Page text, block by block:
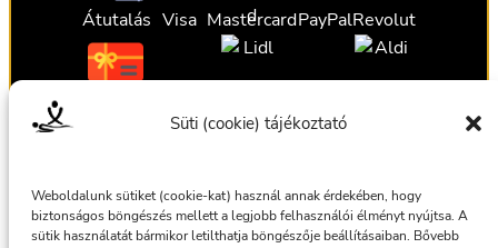
Süti (cookie) tájékoztató
Weboldalunk sütiket (cookie-kat) használ annak érdekében, hogy
biztonságos böngészés mellett a legjobb felhasználói élményt nyújtsa. A
sütik használatát bármikor letilthatja böngészője beállításaiban. Bővebb
Átutalás Visa MastercardPayPalRevolut
Ajándékutalvány
Ajándékutalvány